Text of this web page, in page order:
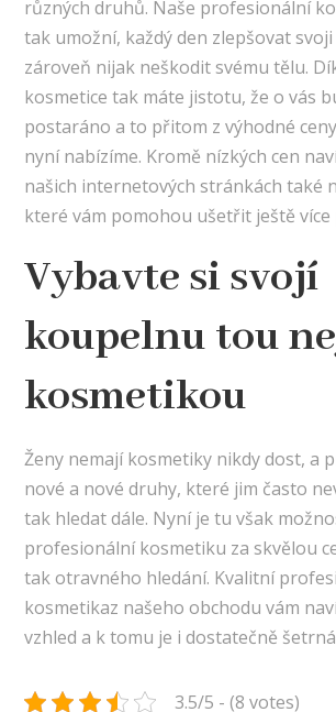
různých druhů. Naše profesionální
tak umožní, každý den zlepšovat
zároveň nijak neškodit svému tělu.
kosmetice tak máte jistotu, že o vás
postaráno a to přitom z výhodné
nyní nabízíme. Kromě nízkých cen
našich internetových stránkách také
které vám pomohou ušetřit ještě více
Vybavte si svojí
koupelnu tou
kosmetikou
Ženy nemají kosmetiky nikdy dost, a
nové a nové druhy, které jim často
tak hledat dále. Nyní je tu však
profesionální kosmetiku za skvělou
tak otravného hledání. Kvalitní
kosmetikaz našeho obchodu vám
vzhled a k tomu je i dostatečně
3.5/5 - (8 votes)